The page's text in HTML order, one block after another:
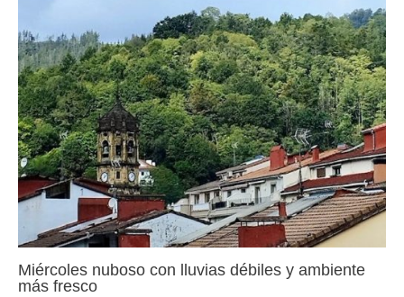
Miércoles nuboso con lluvias débiles y ambiente
más fresco